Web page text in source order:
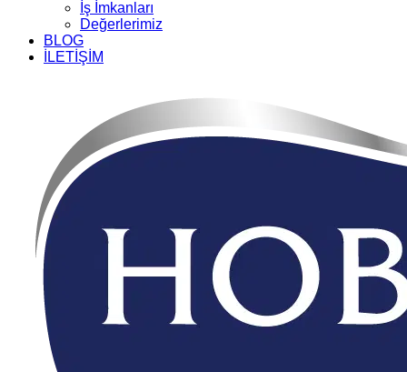
İş İmkanları
Değerlerimiz
BLOG
İLETİŞİM